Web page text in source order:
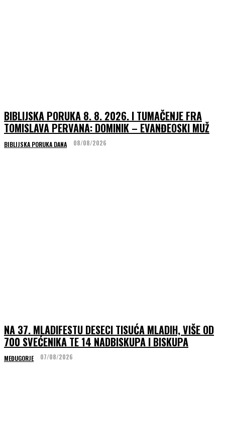
BIBLIJSKA PORUKA 8. 8. 2026. I TUMAČENJE FRA
TOMISLAVA PERVANA: DOMINIK – EVANĐEOSKI MUŽ
BIBLIJSKA PORUKA DANA 08/08/2026
NA 37. MLADIFESTU DESECI TISUĆA MLADIH, VIŠE OD
700 SVEĆENIKA TE 14 NADBISKUPA I BISKUPA
MEĐUGORJE 07/08/2026